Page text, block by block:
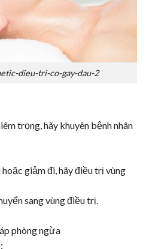
dieu-tri-co-gay-dau-2
trọng, hãy khuyên bệnh nhân
giảm đi, hãy điều trị vùng
sang vùng điều trị.
phòng ngừa